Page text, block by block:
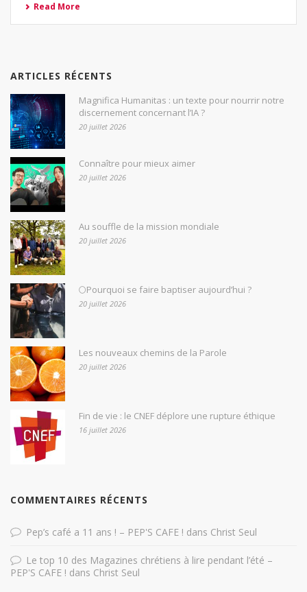
Read More
ARTICLES RÉCENTS
Magnifica Humanitas : un texte pour nourrir notre
discernement concernant l’IA ?
20 juillet 2026
Connaître pour mieux aimer
20 juillet 2026
Au souffle de la mission mondiale
20 juillet 2026
🌕Pourquoi se faire baptiser aujourd’hui ?
20 juillet 2026
Les nouveaux chemins de la Parole
20 juillet 2026
Fin de vie : le CNEF déplore une rupture éthique
16 juillet 2026
COMMENTAIRES RÉCENTS
Pep’s café a 11 ans ! – PEP'S CAFE ! dans Christ Seul
Le top 10 des Magazines chrétiens à lire pendant l’été –
PEP'S CAFE ! dans Christ Seul